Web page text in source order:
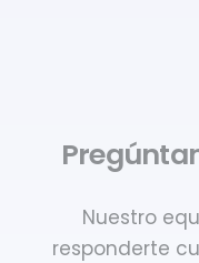
Nuestro
responderte